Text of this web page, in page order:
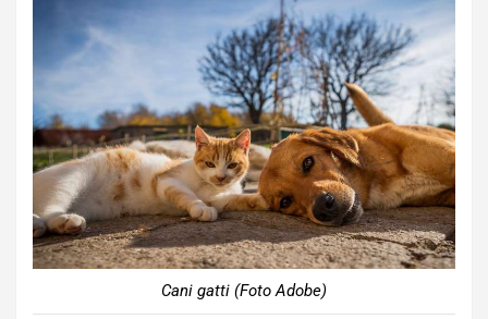
Cani gatti (Foto Adobe)